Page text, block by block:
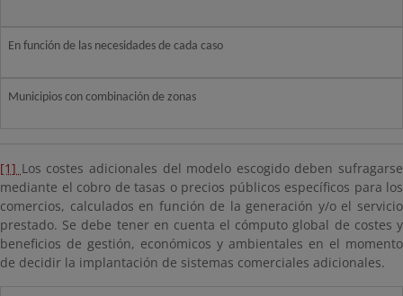
En función de las necesidades de cada caso
Municipios con combinación de zonas
[1] Los costes adicionales del modelo escogido deben sufragarse
mediante el cobro de tasas o precios públicos específicos para los
comercios, calculados en función de la generación y/o el servicio
prestado. Se debe tener en cuenta el cómputo global de costes y
beneficios de gestión, económicos y ambientales en el momento
de decidir la implantación de sistemas comerciales adicionales.